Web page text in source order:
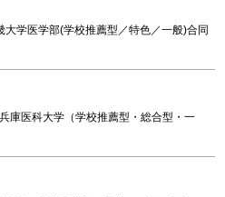
大学医学部(学校推薦型／特色／一般)合同
庫医科大学（学校推薦型・総合型・一